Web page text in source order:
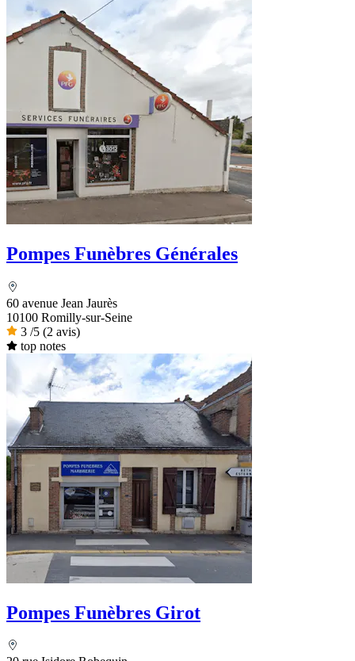
Pompes Funèbres Générales
60 avenue Jean Jaurès
10100 Romilly-sur-Seine
3 /5 (2 avis)
top notes
Pompes Funèbres Girot